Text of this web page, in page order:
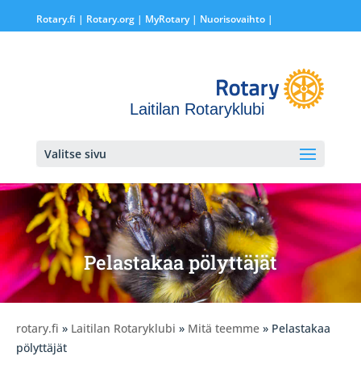
Rotary.fi | Rotary.org| MyRotary | Nuorisovaihto|
Laitilan Rotaryklubi
Valitse sivu
Pelastakaa pölyttäjät
rotary.fi » Laitilan Rotaryklubi » Mitä teemme » Pelastakaa
pölyttäjät